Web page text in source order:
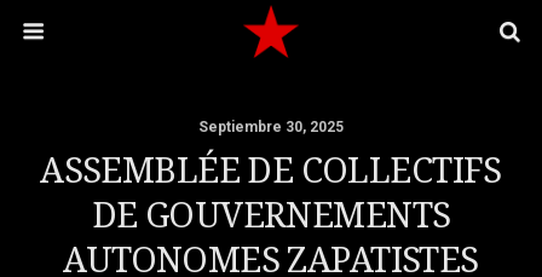
Septiembre 30, 2025
ASSEMBLÉE DE COLLECTIFS
DE GOUVERNEMENTS
AUTONOMES ZAPATISTES